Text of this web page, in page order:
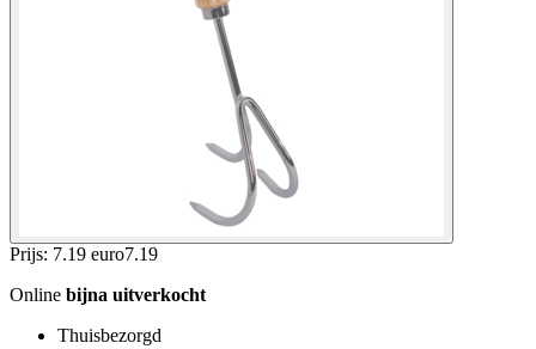
Prijs: 7.19 euro7.19
Online bijna uitverkocht
Thuisbezorgd